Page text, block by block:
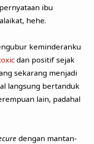
ibu
hehe.
keminderanku
dan positif sejak
sekarang menjadi
langsung bertanduk
lain, padahal
dengan mantan-